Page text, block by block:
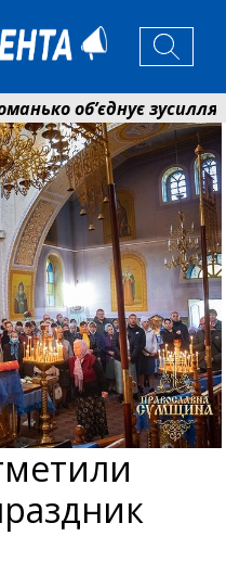
об’єднує зусилля
0,2 млрд грн на